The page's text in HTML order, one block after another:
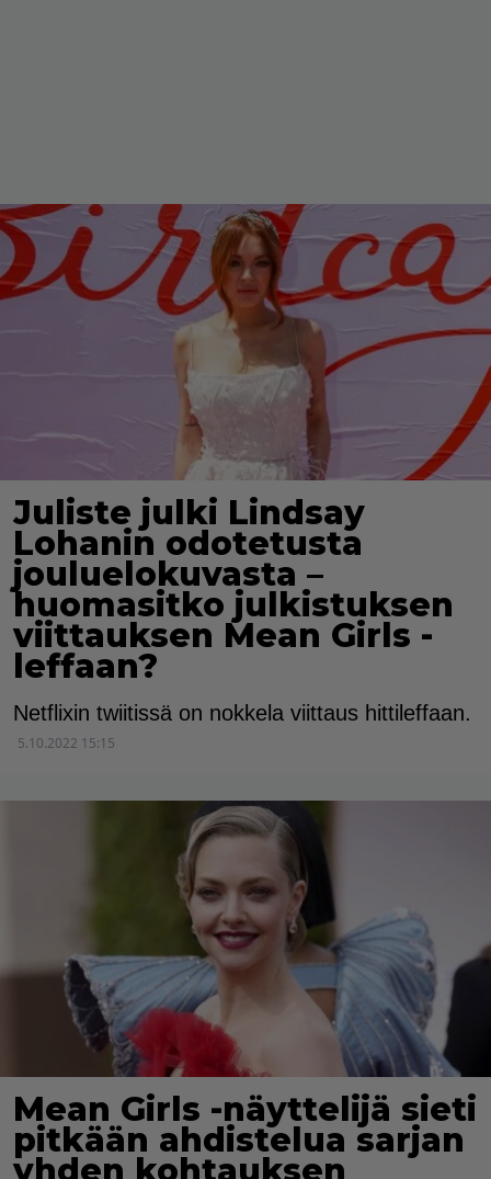
Juliste julki Lindsay
Lohanin odotetusta
jouluelokuvasta –
huomasitko julkistuksen
viittauksen Mean Girls -
leffaan?
Netflixin twiitissä on nokkela viittaus hittileffaan.
5.10.2022 15:15
Mean Girls -näyttelijä sieti
pitkään ahdistelua sarjan